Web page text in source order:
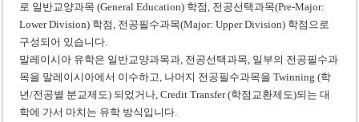
로 일반교양과목 (General Education) 학점, 전공선택과목(Pre-Major:
Lower Division) 학점, 전공필수과목(Major: Upper Division) 학점으로
구성되어 있습니다.
말레이시아 유학은 일반교양과목과, 전공선택과목, 일부의 전공필수과
목을 말레이시아에서 이수하고, 나머지 전공필수과목을 Twinning (학
년/전공별 분교제도) 되었거나, Credit Transfer (학점교환제도)되는 대
학에 가서 마치는 유학 방식입니다.